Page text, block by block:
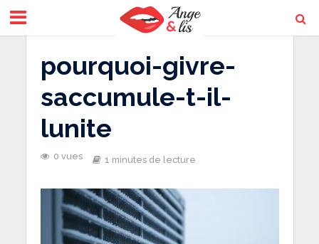
pourquoi-givre-
saccumule-t-il-
lunite
0 vues 1 minutes de lecture